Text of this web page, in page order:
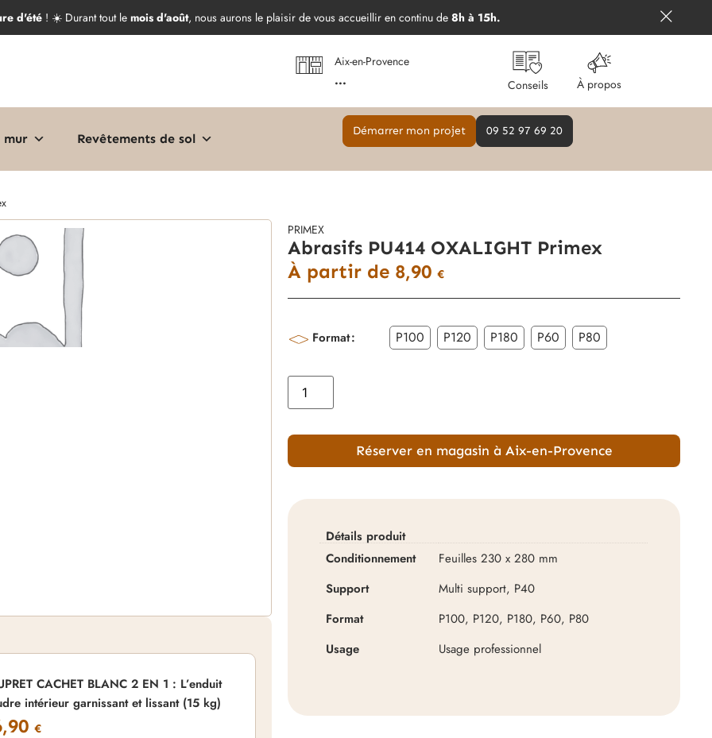
d'été ! ☀️ Durant tout le mois d'août, nous aurons le plaisir de vous accueillir en continu de 8h à 15h.
Aix-en-Provence
... Conseils À propos
mur Revêtements de sol
Démarrer mon projet 09 52 97 69 20
CACHET BLANC 2 EN 1 : L’enduit
intérieur garnissant et lissant (15 kg)
€
poudre (intérieur, application
PRIMEX
Abrasifs PU414 OXALIGHT Primex
À partir de 8,90€
Format P100 P120 P180 P60 P80
Réserver en magasin à Aix-en-Provence
Détails produit
Conditionnement
Feuilles 230 x 280 mm
Support
Multi support, P40
Format
P100, P120, P180, P60, P80
Usage
Usage professionnel